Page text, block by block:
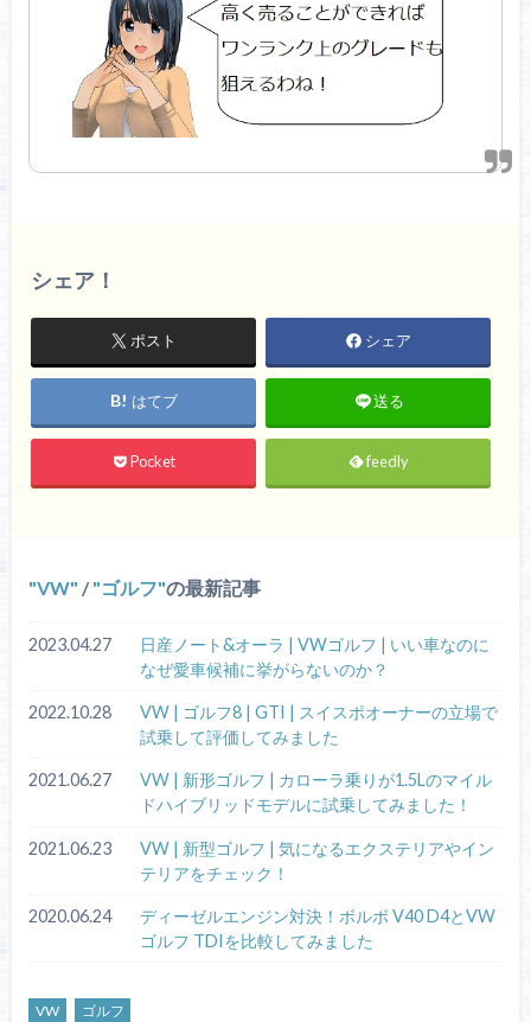
シェア！
ポスト シェア
はてブ 送る
Pocket feedly
VW / ゴルフ の最新記事
2023.04.27
日産ノート&オーラ | VWゴルフ | いい車なのに
なぜ愛車候補に挙がらないのか？
2022.10.28
VW | ゴルフ8 | GTI | スイスポオーナーの立場で
試乗して評価してみました
2021.06.27
VW | 新形ゴルフ | カローラ乗りが1.5Lのマイル
ドハイブリッドモデルに試乗してみました！
2021.06.23
VW | 新型ゴルフ | 気になるエクステリアやイン
テリアをチェック！
2020.06.24
ディーゼルエンジン対決！ボルボ V40 D4とVW
ゴルフ TDIを比較してみました
VW ゴルフ